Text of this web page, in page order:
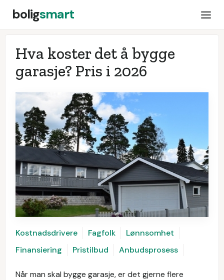
boligsmart
Hva koster det å bygge
garasje? Pris i 2026
Kostnadsdrivere Fagfolk
Lønnsomhet
Finansiering
Pristilbud Anbudsprosess
Når man skal bygge garasje, er det gjerne flere